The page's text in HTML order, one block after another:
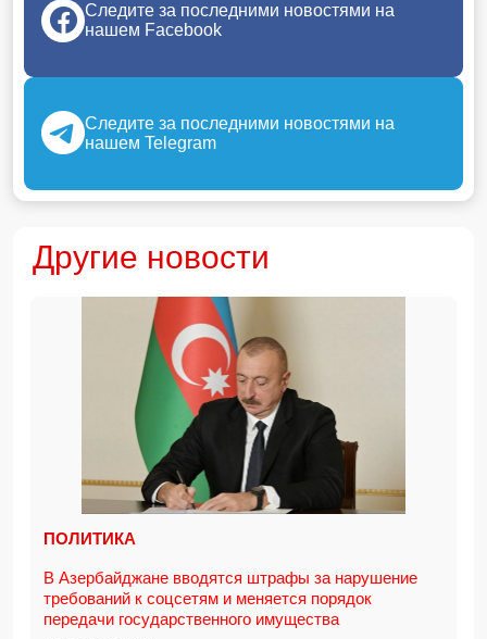
Следите за последними новостями на
нашем Facebook
Следите за последними новостями на
нашем Telegram
Другие новости
ПОЛИТИКА
В Азербайджане вводятся штрафы за нарушение
требований к соцсетям и меняется порядок
передачи государственного имущества